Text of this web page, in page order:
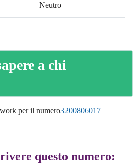
Neutro
a chi
per il numero3200806017
questo numero: